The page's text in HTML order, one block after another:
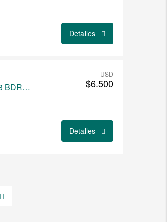
Detalles
MOTIVOS DE PROTEO PENTHOUSE 3 BDRM Punta Gorda
USD
$6.500
Detalles